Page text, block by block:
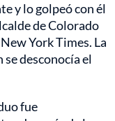
y lo golpeó con él
de Colorado
York Times. La
desconocía el
fue